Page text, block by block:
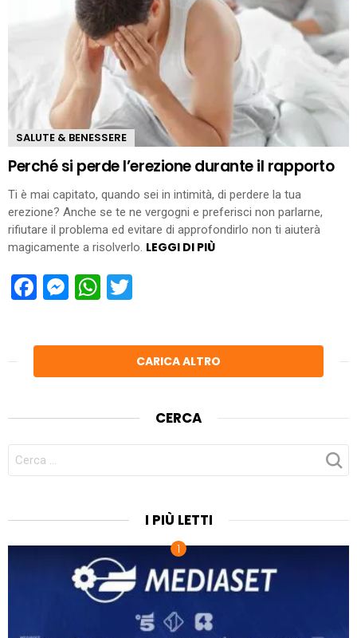
SALUTE & BENESSERE
Perché si perde l’erezione durante il rapporto
Ti è mai capitato, quando sei in intimità, di perdere la tua
erezione? Anche se te ne vergogni e preferisci non parlarne,
rifiutare il problema ed evitare di approfondirlo non ti aiuterà
magicamente a risolverlo. LEGGI DI PIÙ
Facebook
Messenger
WhatsApp
CARICA ALTRO
CERCA
CERCA
PER:
I PIÙ LETTI